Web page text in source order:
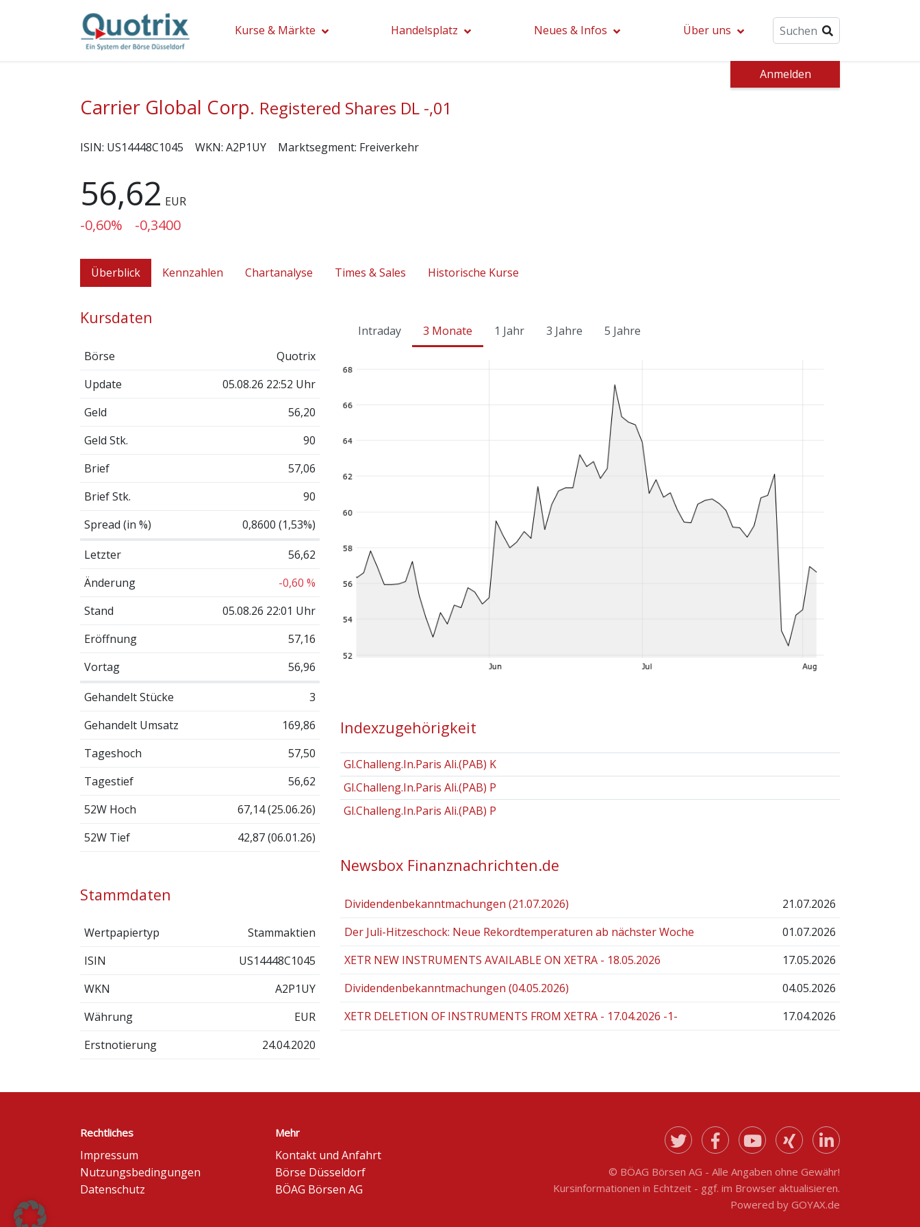
Kurse & Märkte Handelsplatz Neues & Infos Über uns
Anmelden
Carrier Global Corp. Registered Shares DL -,01
ISIN: US14448C1045 WKN: A2P1UY Marktsegment: Freiverkehr
56,62 EUR
-0,60% -0,3400
Überblick Kennzahlen Chartanalyse Times & Sales Historische Kurse
Kursdaten
Börse
Quotrix
Update
05.08.26 22:52 Uhr
Geld
56,20
Geld Stk.
90
Brief
57,06
Brief Stk.
90
Spread (in %)
0,8600 (1,53%)
Letzter
56,62
Änderung
-0,60 %
Stand
05.08.26 22:01 Uhr
Eröffnung
57,16
Vortag
56,96
Gehandelt Stücke
3
Gehandelt Umsatz
169,86
Tageshoch
57,50
Tagestief
56,62
52W Hoch
67,14 (25.06.26)
52W Tief
42,87 (06.01.26)
Stammdaten
Wertpapiertyp
Stammaktien
ISIN
US14448C1045
WKN
A2P1UY
Währung
EUR
Erstnotierung
24.04.2020
Intraday 3 Monate 1 Jahr 3 Jahre 5 Jahre
Indexzugehörigkeit
Gl.Challeng.In.Paris Ali.(PAB) K
Gl.Challeng.In.Paris Ali.(PAB) P
Gl.Challeng.In.Paris Ali.(PAB) P
Newsbox Finanznachrichten.de
Dividendenbekanntmachungen (21.07.2026)
21.07.2026
Der Juli-Hitzeschock: Neue Rekordtemperaturen ab nächster Woche
01.07.2026
XETR NEW INSTRUMENTS AVAILABLE ON XETRA - 18.05.2026
17.05.2026
Dividendenbekanntmachungen (04.05.2026)
04.05.2026
XETR DELETION OF INSTRUMENTS FROM XETRA - 17.04.2026 -1-
17.04.2026
Rechtliches
Impressum
Nutzungsbedingungen
Datenschutz
Mehr
Kontakt und Anfahrt
Börse Düsseldorf
BÖAG Börsen AG
© BÖAG Börsen AG - Alle Angaben ohne Gewähr!
Kursinformationen in Echtzeit - ggf. im Browser aktualisieren.
Powered by GOYAX.de